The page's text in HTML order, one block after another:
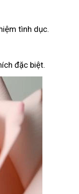
tình dục.
đặc biệt.